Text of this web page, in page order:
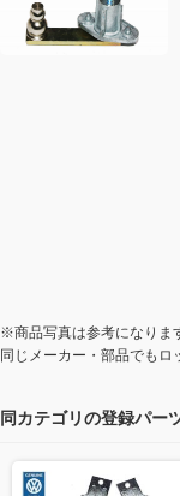
※商品写真は参考になりま
同じメーカー・部品でもロ
同カテゴリの登録パー